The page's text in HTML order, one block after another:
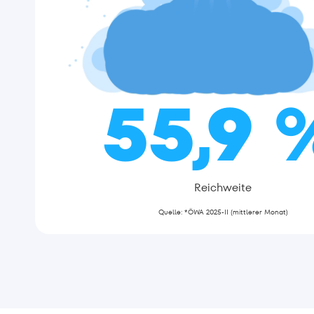
Quelle: *ÖWA 2025-II (mittlerer Monat)
Reichweite
55,9